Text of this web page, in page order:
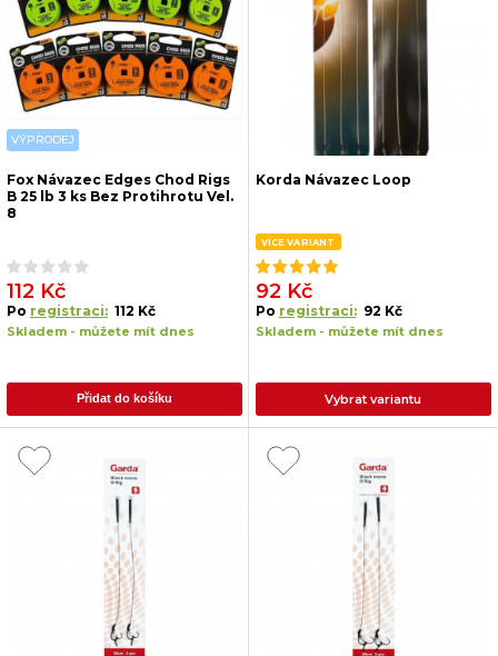
VÝPRODEJ
Fox Návazec Edges Chod Rigs
B 25 lb 3 ks Bez Protihrotu Vel.
8
112 Kč
Po registraci: 112 Kč
Skladem - můžete mít dnes
Přidat do košíku
Korda Návazec Loop
VÍCE VARIANT
92 Kč
Po registraci: 92 Kč
Skladem - můžete mít dnes
Vybrat variantu